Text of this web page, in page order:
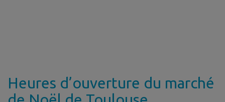
Heures d’ouverture du marché